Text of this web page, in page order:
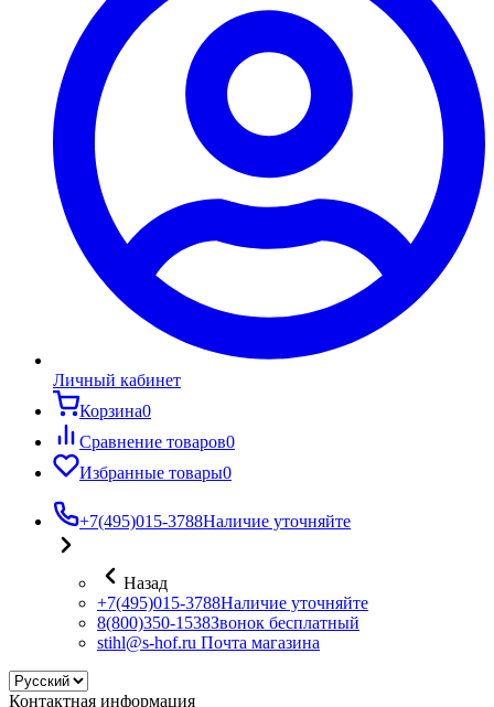
Личный кабинет
Корзина0
Сравнение товаров0
Избранные товары0
+7(495)015-3788Наличие уточняйте
Назад
+7(495)015-3788Наличие уточняйте
8(800)350-1538Звонок бесплатный
stihl@s-hof.ru Почта магазина
Контактная информация